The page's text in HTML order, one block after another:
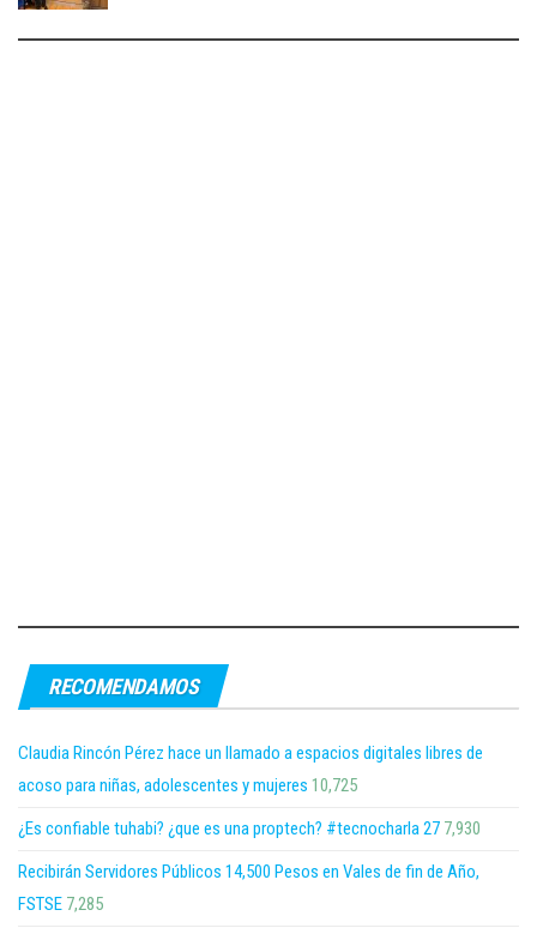
RECOMENDAMOS
Claudia Rincón Pérez hace un llamado a espacios digitales libres de
acoso para niñas, adolescentes y mujeres 10,725
¿Es confiable tuhabi? ¿que es una proptech? #tecnocharla 27 7,930
Recibirán Servidores Públicos 14,500 Pesos en Vales de fin de Año,
FSTSE 7,285